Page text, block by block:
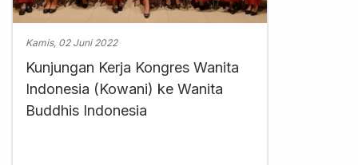
Kamis, 02 Juni 2022
Kunjungan Kerja Kongres Wanita
Indonesia (Kowani) ke Wanita
Buddhis Indonesia